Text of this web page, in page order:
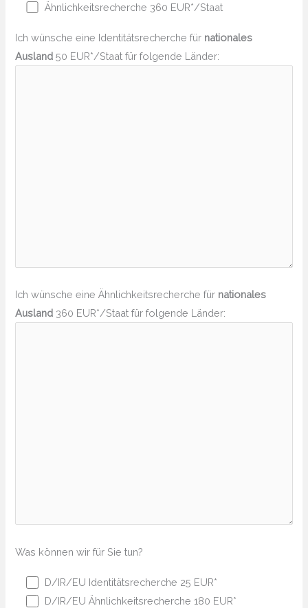
Ähnlichkeitsrecherche 360 EUR*/Staat
Ich wünsche eine Identitätsrecherche für nationales
Ausland 50 EUR*/Staat für folgende Länder:
Ich wünsche eine Ähnlichkeitsrecherche für nationales
Ausland 360 EUR*/Staat für folgende Länder:
Was können wir für Sie tun?
D/IR/EU Identitätsrecherche 25 EUR*
D/IR/EU Ähnlichkeitsrecherche 180 EUR*